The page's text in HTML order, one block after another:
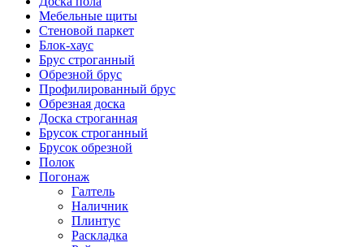
Мебельные щиты
Стеновой паркет
Блок-хаус
Брус строганный
Обрезной брус
Профилированный брус
Обрезная доска
Доска строганная
Брусок строганный
Брусок обрезной
Полок
Погонаж
Галтель
Наличник
Плинтус
Раскладка